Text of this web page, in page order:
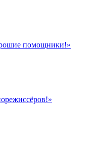
помощники!»